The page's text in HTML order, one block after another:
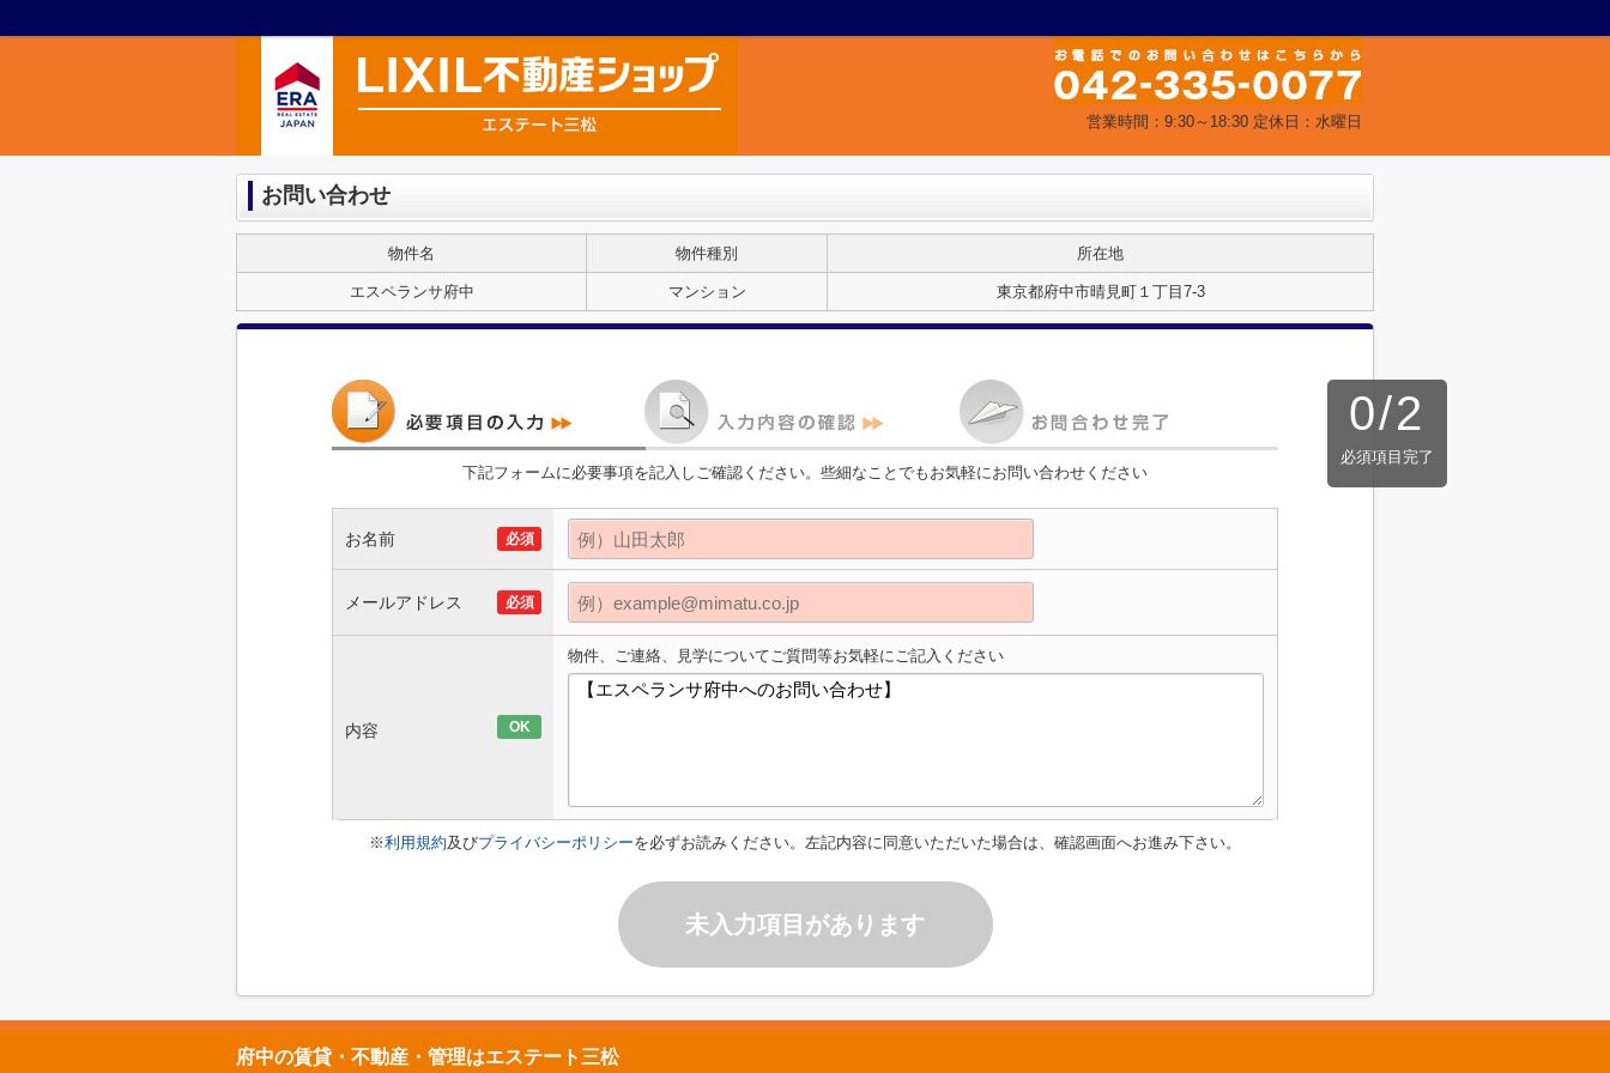
営業時間：9:30～18:30 定休日：水曜日
お問い合わせ
物件名 物件種別 所在地
エスペランサ府中 マンション 東京都府中市晴見町１丁目7-3
0/2
必須項目完了
下記フォームに必要事項を記入しご確認ください。些細なことでもお気軽にお問い合わせください
お名前 必須
メールアドレス 必須
内容 OK
物件、ご連絡、見学についてご質問等お気軽にご記入ください
※利用規約及びプライバシーポリシーを必ずお読みください。左記内容に同意いただいた場合は、確認画面へお進み下さい。
未入力項目があります
府中の賃貸・不動産・管理はエステート三松